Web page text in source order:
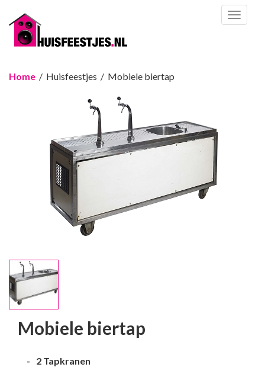
Toggle
Home / Huisfeestjes / Mobiele biertap
Mobiele biertap
2 Tapkranen